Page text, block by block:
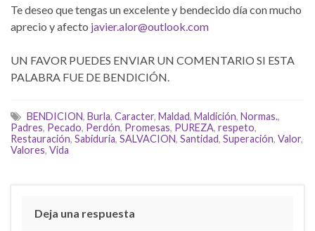
Te deseo que tengas un excelente y bendecido día con mucho
aprecio y afecto javier.alor@outlook.com
UN FAVOR PUEDES ENVIAR UN COMENTARIO SI ESTA
PALABRA FUE DE BENDICIÓN.
BENDICION, Burla, Caracter, Maldad, Maldición, Normas.,
Padres, Pecado, Perdón, Promesas, PUREZA, respeto,
Restauración, Sabiduria, SALVACION, Santidad, Superación, Valor,
Valores, Vida
Deja una respuesta